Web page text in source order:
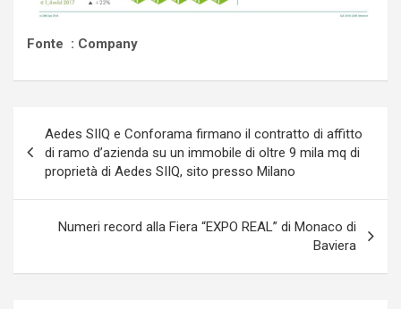
Fonte : Company
articoli
Aedes SIIQ e Conforama firmano il contratto di affitto
di ramo d’azienda su un immobile di oltre 9 mila mq di
proprietà di Aedes SIIQ, sito presso Milano
Numeri record alla Fiera “EXPO REAL” di Monaco di
Baviera